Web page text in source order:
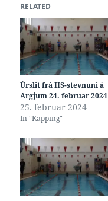
RELATED
Úrslit frá HS-stevnuni á
Argjum 24. februar 2024
25. februar 2024
In "Kapping"